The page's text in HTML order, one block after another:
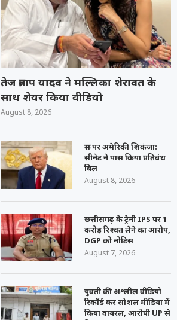
तेज प्रताप यादव ने मल्लिका शेरावत के
साथ शेयर किया वीडियो
August 8, 2026
रूस पर अमेरिकी शिकंजा:
सीनेट ने पास किया प्रतिबंध
बिल
August 8, 2026
छत्तीसगढ़ के ट्रेनी IPS पर 1
करोड़ रिश्वत लेने का आरोप,
DGP को नोटिस
August 7, 2026
युवती की अश्लील वीडियो
रिकॉर्ड कर सोशल मीडिया में
किया वायरल, आरोपी UP से